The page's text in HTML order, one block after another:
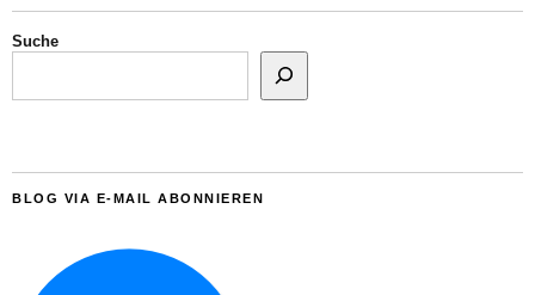
Suche
BLOG VIA E-MAIL ABONNIEREN